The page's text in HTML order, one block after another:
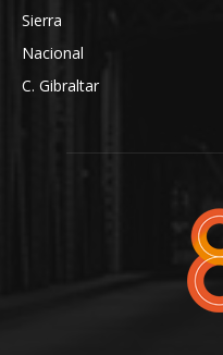
Sierra
Nacional
C. Gibraltar